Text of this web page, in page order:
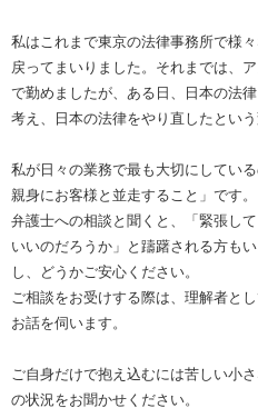
私はこれまで東京の法律事務所で様
戻ってまいりました。それまでは、
で勤めましたが、ある日、日本の法
考え、日本の法律をやり直したという
私が日々の業務で最も大切にしてい
親身にお客様と並走すること」です。
弁護士への相談と聞くと、「緊張し
いいのだろうか」と躊躇される方も
し、どうかご安心ください。
ご相談をお受けする際は、理解者と
お話を伺います。
ご自身だけで抱え込むには苦しい小
の状況をお聞かせください。